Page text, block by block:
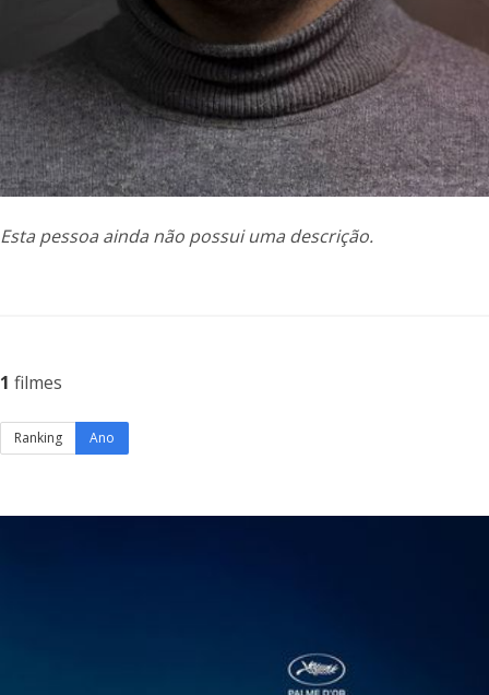
Esta pessoa ainda não possui uma descrição.
1 filmes
Ranking Ano